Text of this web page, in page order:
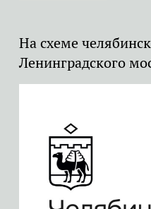
На схеме
Ленинградского